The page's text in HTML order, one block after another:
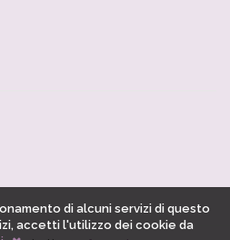
di alcuni servizi di questo
accetti l'utilizzo dei cookie da